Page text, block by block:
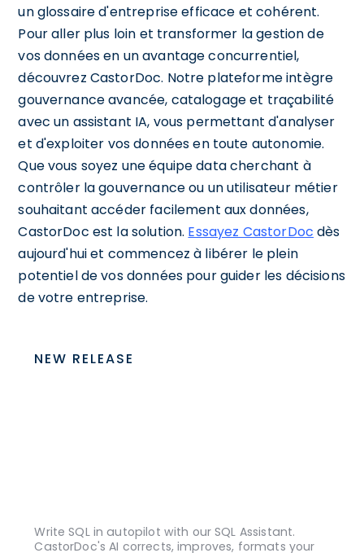
un glossaire d'entreprise efficace et cohérent.
Pour aller plus loin et transformer la gestion de
vos données en un avantage concurrentiel,
découvrez CastorDoc. Notre plateforme intègre
gouvernance avancée, catalogage et traçabilité
avec un assistant IA, vous permettant d'analyser
et d'exploiter vos données en toute autonomie.
Que vous soyez une équipe data cherchant à
contrôler la gouvernance ou un utilisateur métier
souhaitant accéder facilement aux données,
CastorDoc est la solution. Essayez CastorDoc dès
aujourd'hui et commencez à libérer le plein
potentiel de vos données pour guider les décisions
de votre entreprise.
NEW RELEASE
Write SQL in autopilot with our SQL Assistant.
CastorDoc's AI corrects, improves, formats your